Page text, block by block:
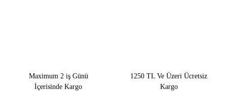
Maximum 2 iş Günü
İçerisinde Kargo
1250 TL Ve Üzeri Ücretsiz
Kargo